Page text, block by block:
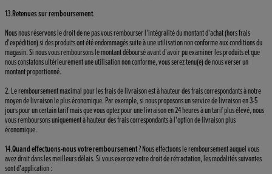
13.Retenues sur remboursement.
Nous nous réservons le droit de ne pas vous rembourser l'intégralité du montant d'achat (hors frais
d'expédition) si des produits ont été endommagés suite à une utilisation non conforme aux conditions du
magasin. Si nous vous remboursons le montant déboursé avant d'avoir pu examiner les produits et que
nous constatons ultérieurement une utilisation non conforme, vous serez tenu(e) de nous verser un
montant proportionné.
2. Le remboursement maximal pour les frais de livraison est à hauteur des frais correspondants à notre
moyen de livraison le plus économique. Par exemple, si nous proposons un service de livraison en 3-5
jours pour un certain tarif mais que vous optez pour une livraison en 24 heures à un tarif plus élevé, nous
vous remboursons uniquement à hauteur des frais correspondants à l'option de livraison plus
économique.
14.Quand effectuons-nous votre remboursement? Nous effectuons le remboursement auquel vous
avez droit dans les meilleurs délais. Si vous exercez votre droit de rétractation, les modalités suivantes
sont d'application :